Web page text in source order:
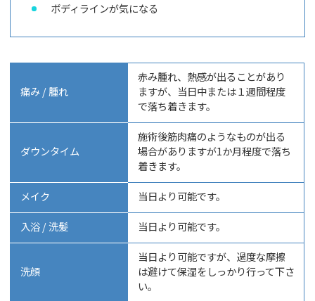
ボディラインが気になる
痛み / 腫れ
赤み腫れ、熱感が出ることがあり
ますが、当日中または１週間程度
で落ち着きます。
ダウンタイム
施術後筋肉痛のようなものが出る
場合がありますが1か月程度で落ち
着きます。
メイク 当日より可能です。
入浴 / 洗髪 当日より可能です。
洗顔
当日より可能ですが、過度な摩擦
は避けて保湿をしっかり行って下さ
い。